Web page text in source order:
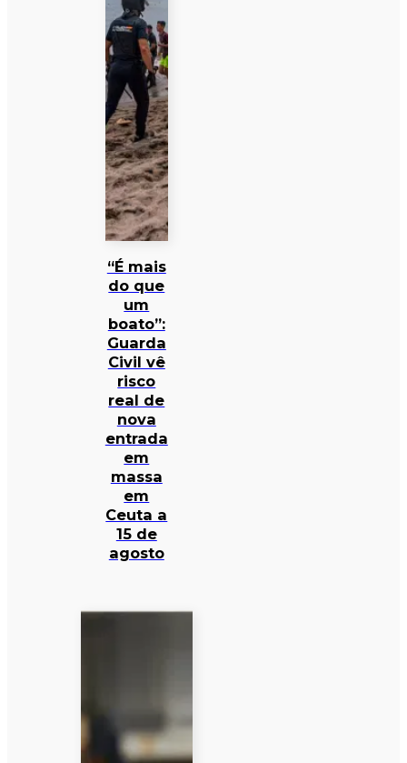
“É mais
do que
um
boato”:
Guarda
Civil vê
risco
real de
nova
entrada
em
massa
em
Ceuta a
15 de
agosto